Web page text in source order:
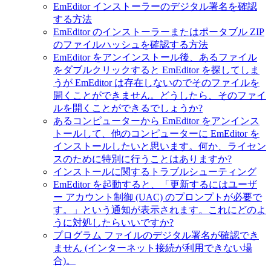
EmEditor インストーラーのデジタル署名を確認
する方法
EmEditor のインストーラーまたはポータブル ZIP
のファイルハッシュを確認する方法
EmEditor をアンインストール後、あるファイル
をダブルクリックすると EmEditor を探してしま
うが EmEditor は存在しないのでそのファイルを
開くことができません。どうしたら、そのファイ
ルを開くことができるでしょうか?
あるコンピューターから EmEditor をアンインス
トールして、他のコンピューターに EmEditor を
インストールしたいと思います。何か、ライセン
スのために特別に行うことはありますか?
インストールに関するトラブルシューティング
EmEditor を起動すると、「更新するにはユーザ
ー アカウント制御 (UAC) のプロンプトが必要で
す。」という通知が表示されます。これにどのよ
うに対処したらいいですか?
プログラム ファイルのデジタル署名が確認でき
ません (インターネット接続が利用できない場
合)。